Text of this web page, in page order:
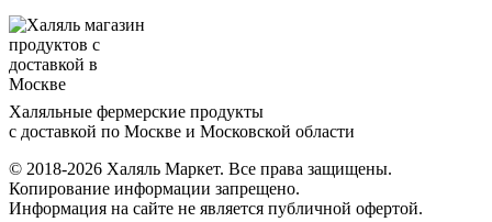
Халяльные фермерские продукты
с доставкой по Москве и Московской области
© 2018-2026 Халяль Маркет. Все права защищены.
Копирование информации запрещено.
Информация на сайте не является публичной офертой.